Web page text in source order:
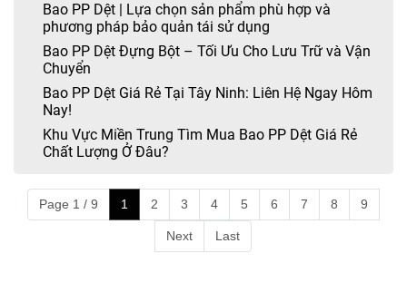
Bao PP Dệt | Lựa chọn sản phẩm phù hợp và
phương pháp bảo quản tái sử dụng
Bao PP Dệt Đựng Bột – Tối Ưu Cho Lưu Trữ và Vận
Chuyển
Bao PP Dệt Giá Rẻ Tại Tây Ninh: Liên Hệ Ngay Hôm
Nay!
Khu Vực Miền Trung Tìm Mua Bao PP Dệt Giá Rẻ
Chất Lượng Ở Đâu?
Page 1 / 9 1 2 3 4 5 6 7 8 9
Next Last